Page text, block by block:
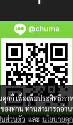
@chuma
คุกกี้ เพื่อเพิ่มประสิทธิภ
ของท่าน ท่านสามารถอ่า
นส่วนตัว และ นโยบายคุ